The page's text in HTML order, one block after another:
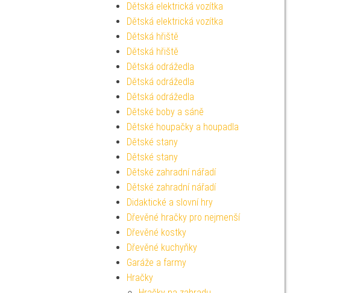
Dětská elektrická vozítka
Dětská elektrická vozítka
Dětská hřiště
Dětská hřiště
Dětská odrážedla
Dětská odrážedla
Dětská odrážedla
Dětské boby a sáně
Dětské houpačky a houpadla
Dětské stany
Dětské stany
Dětské zahradní nářadí
Dětské zahradní nářadí
Didaktické a slovní hry
Dřevěné hračky pro nejmenší
Dřevěné kostky
Dřevěné kuchyňky
Garáže a farmy
Hračky